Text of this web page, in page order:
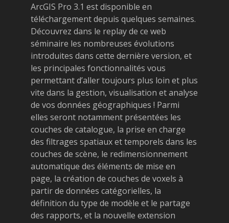
ArcGIS Pro 3.1 est disponible en
téléchargement depuis quelques semaines.
Découvrez dans le replay de ce web
séminaire les nombreuses évolutions
introduites dans cette dernière version, et
les principales fonctionnalités vous
permettant d’aller toujours plus loin et plus
vite dans la gestion, visualisation et analyse
de vos données géographiques ! Parmi
elles seront notamment présentées les
couches de catalogue, la prise en charge
des filtrages spatiaux et temporels dans les
couches de scène, le redimensionnement
automatique des éléments de mise en
page, la création de couches de voxels à
partir de données catégorielles, la
définition du type de modèle et le partage
des rapports, et la nouvelle extension